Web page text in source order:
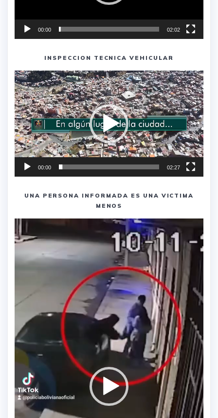
00:00 02:02
INSPECCION TECNICA VEHICULAR
Reproductor
de
vídeo
00:00 02:27
UNA PERSONA INFORMADA ES UNA VICTIMA
MENOS
Reproductor
de
vídeo